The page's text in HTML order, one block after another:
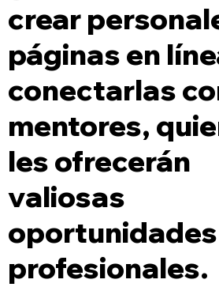
crear
páginas en
conectarlas
mentores,
les ofrecerán
valiosas
oportunidades
profesionales.